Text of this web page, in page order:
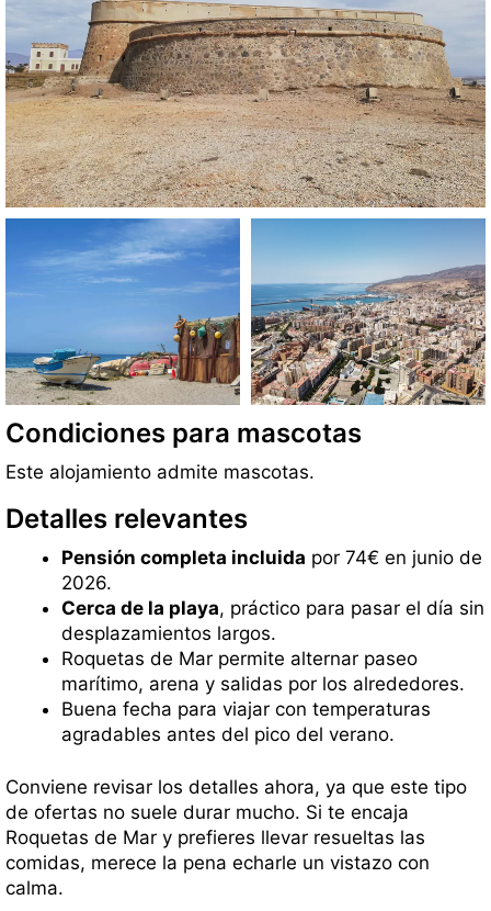
Condiciones para mascotas
Este alojamiento admite mascotas.
Detalles relevantes
Pensión completa incluida por 74€ en junio de
2026.
Cerca de la playa, práctico para pasar el día sin
desplazamientos largos.
Roquetas de Mar permite alternar paseo
marítimo, arena y salidas por los alrededores.
Buena fecha para viajar con temperaturas
agradables antes del pico del verano.
Conviene revisar los detalles ahora, ya que este tipo
de ofertas no suele durar mucho. Si te encaja
Roquetas de Mar y prefieres llevar resueltas las
comidas, merece la pena echarle un vistazo con
calma.